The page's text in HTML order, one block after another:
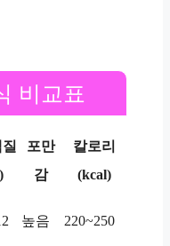
비교표
포만
감
칼로리
(kcal)
높음 220~250